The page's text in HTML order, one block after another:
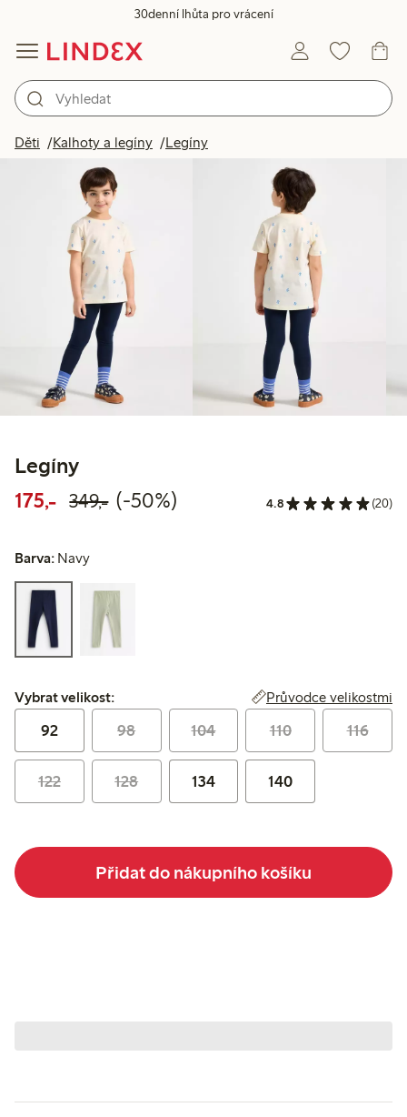
30denní lhůta pro vrácení
Děti Kalhoty a legíny Legíny
Legíny
175,- Snížená cena: 175,00 Kč
349,-Běžná cena: 349,00 Kč
50% sleva
(-50%) 4.8 (20)
Barva: Navy
Vybrat velikost:
Vybrat velikost: Průvodce velikostmi
92 98 104 110 116
122 128 134 140
Přidat do nákupního košíku